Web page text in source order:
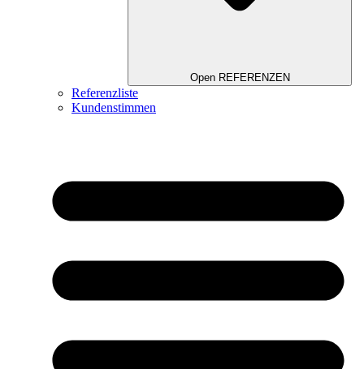
Open REFERENZEN
Referenzliste
Kundenstimmen